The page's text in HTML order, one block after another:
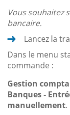
Vous souhaitez
bancaire.
Lancez la
Dans le menu
commande :
Gestion
Banques -
manuellement.